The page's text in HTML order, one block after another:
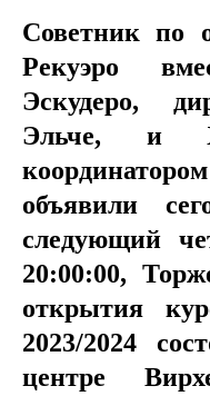
Советник по
Рекуэро
Эскудеро,
Эльче, и
объявили
следующий
20:00:00,
открытия
2023/2024
центре